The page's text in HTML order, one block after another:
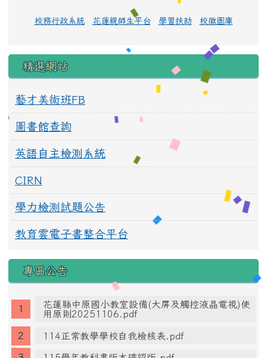
校務行政系統 花蓮親師生平台 學習扶助 校徽圖庫
精選網站
藝才美術班FB
圖書館查詢
英語自主檢測系統
CIRN
學力檢測試題公告
教育雲電子書整合平台
專區公告
花蓮縣中原國小教室設備(大屏及觸控液晶電視)使
用原則20251106.pdf
114正常教學學校自我檢核表.pdf